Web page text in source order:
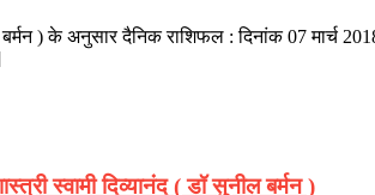
बर्मन ) के अनुसार दैनिक राशिफल : दिनांक 07 मार्च
स्वामी दिव्यानंद ( डॉ सुनील बर्मन )